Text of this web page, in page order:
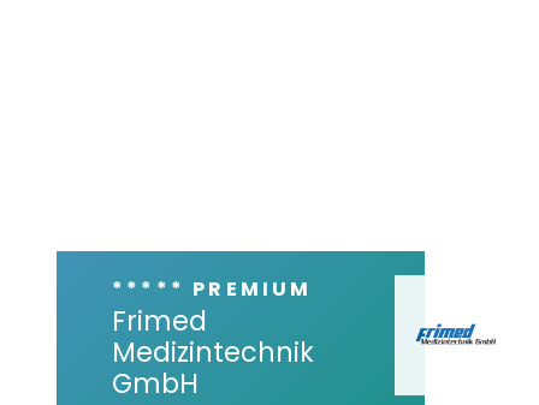
***** PREMIUM
Frimed
Medizintechnik
GmbH